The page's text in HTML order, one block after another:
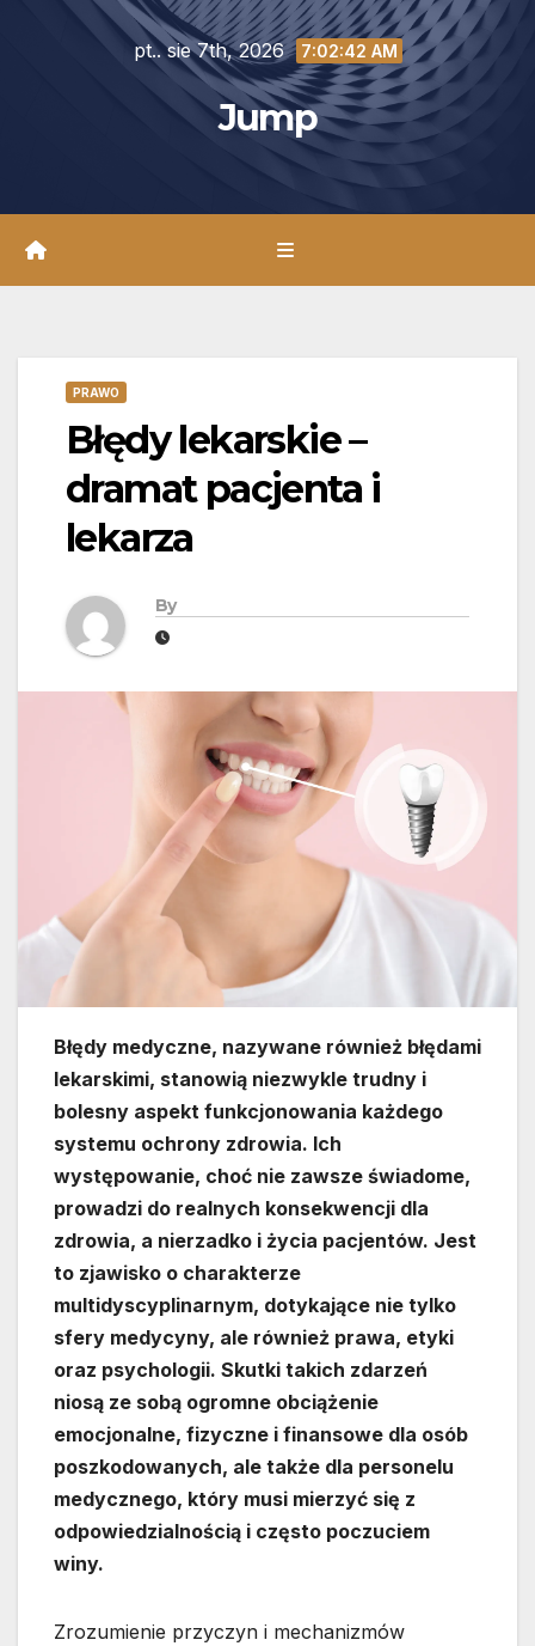
pt.. sie 7th, 2026 7:02:43 AM
Jump
PRAWO
Błędy lekarskie –
dramat pacjenta i
lekarza
By
Błędy medyczne, nazywane również błędami
lekarskimi, stanowią niezwykle trudny i
bolesny aspekt funkcjonowania każdego
systemu ochrony zdrowia. Ich
występowanie, choć nie zawsze świadome,
prowadzi do realnych konsekwencji dla
zdrowia, a nierzadko i życia pacjentów. Jest
to zjawisko o charakterze
multidyscyplinarnym, dotykające nie tylko
sfery medycyny, ale również prawa, etyki
oraz psychologii. Skutki takich zdarzeń
niosą ze sobą ogromne obciążenie
emocjonalne, fizyczne i finansowe dla osób
poszkodowanych, ale także dla personelu
medycznego, który musi mierzyć się z
odpowiedzialnością i często poczuciem
winy.
Zrozumienie przyczyn i mechanizmów